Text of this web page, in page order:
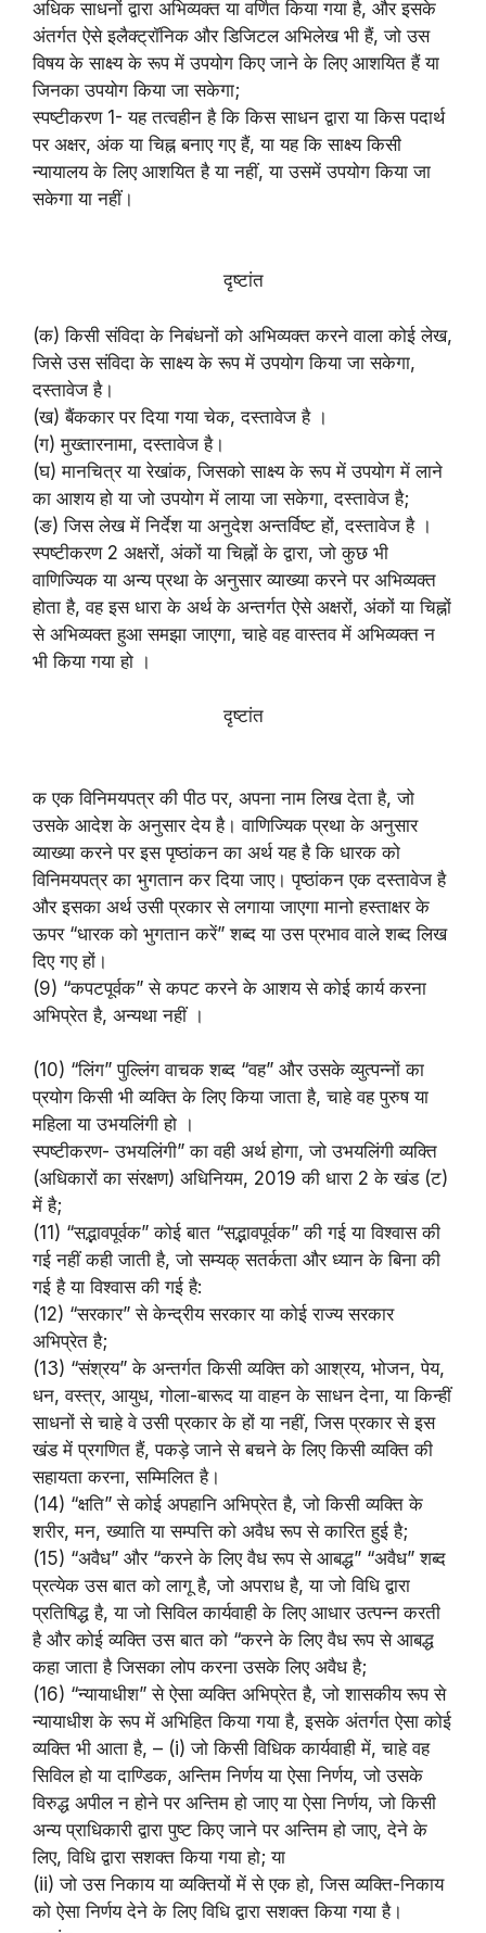
अधिक साधनों द्वारा अभिव्यक्त या वर्णित किया गया है, और इसके
अंतर्गत ऐसे इलैक्ट्रॉनिक और डिजिटल अभिलेख भी हैं, जो उस
विषय के साक्ष्य के रूप में उपयोग किए जाने के लिए आशयित हैं या
जिनका उपयोग किया जा सकेगा;
स्पष्टीकरण 1- यह तत्वहीन है कि किस साधन द्वारा या किस पदार्थ
पर अक्षर, अंक या चिह्न बनाए गए हैं, या यह कि साक्ष्य किसी
न्यायालय के लिए आशयित है या नहीं, या उसमें उपयोग किया जा
सकेगा या नहीं।
दृष्टांत
(क) किसी संविदा के निबंधनों को अभिव्यक्त करने वाला कोई लेख,
जिसे उस संविदा के साक्ष्य के रूप में उपयोग किया जा सकेगा,
दस्तावेज है।
(ख) बैंककार पर दिया गया चेक, दस्तावेज है ।
(ग) मुख्तारनामा, दस्तावेज है।
(घ) मानचित्र या रेखांक, जिसको साक्ष्य के रूप में उपयोग में लाने
का आशय हो या जो उपयोग में लाया जा सकेगा, दस्तावेज है;
(ङ) जिस लेख में निर्देश या अनुदेश अन्तर्विष्ट हों, दस्तावेज है ।
स्पष्टीकरण 2 अक्षरों, अंकों या चिह्नों के द्वारा, जो कुछ भी
वाणिज्यिक या अन्य प्रथा के अनुसार व्याख्या करने पर अभिव्यक्त
होता है, वह इस धारा के अर्थ के अन्तर्गत ऐसे अक्षरों, अंकों या चिह्नों
से अभिव्यक्त हुआ समझा जाएगा, चाहे वह वास्तव में अभिव्यक्त न
भी किया गया हो ।
दृष्टांत
क एक विनिमयपत्र की पीठ पर, अपना नाम लिख देता है, जो
उसके आदेश के अनुसार देय है। वाणिज्यिक प्रथा के अनुसार
व्याख्या करने पर इस पृष्ठांकन का अर्थ यह है कि धारक को
विनिमयपत्र का भुगतान कर दिया जाए। पृष्ठांकन एक दस्तावेज है
और इसका अर्थ उसी प्रकार से लगाया जाएगा मानो हस्ताक्षर के
ऊपर “धारक को भुगतान करें” शब्द या उस प्रभाव वाले शब्द लिख
दिए गए हों।
(9) “कपटपूर्वक” से कपट करने के आशय से कोई कार्य करना
अभिप्रेत है, अन्यथा नहीं ।
(10) “लिंग” पुल्लिंग वाचक शब्द “वह” और उसके व्युत्पन्नों का
प्रयोग किसी भी व्यक्ति के लिए किया जाता है, चाहे वह पुरुष या
महिला या उभयलिंगी हो ।
स्पष्टीकरण- उभयलिंगी” का वही अर्थ होगा, जो उभयलिंगी व्यक्ति
(अधिकारों का संरक्षण) अधिनियम, 2019 की धारा 2 के खंड (ट)
में है;
(11) “स‌द्भावपूर्वक” कोई बात “स‌द्भावपूर्वक” की गई या विश्वास की
गई नहीं कही जाती है, जो सम्यक् सतर्कता और ध्यान के बिना की
गई है या विश्वास की गई है:
(12) “सरकार” से केन्द्रीय सरकार या कोई राज्य सरकार
अभिप्रेत है;
(13) “संश्रय” के अन्तर्गत किसी व्यक्ति को आश्रय, भोजन, पेय,
धन, वस्त्र, आयुध, गोला-बारूद या वाहन के साधन देना, या किन्हीं
साधनों से चाहे वे उसी प्रकार के हों या नहीं, जिस प्रकार से इस
खंड में प्रगणित हैं, पकड़े जाने से बचने के लिए किसी व्यक्ति की
सहायता करना, सम्मिलित है।
(14) “क्षति” से कोई अपहानि अभिप्रेत है, जो किसी व्यक्ति के
शरीर, मन, ख्याति या सम्पत्ति को अवैध रूप से कारित हुई है;
(15) “अवैध” और “करने के लिए वैध रूप से आबद्ध” “अवैध” शब्द
प्रत्येक उस बात को लागू है, जो अपराध है, या जो विधि द्वारा
प्रतिषिद्ध है, या जो सिविल कार्यवाही के लिए आधार उत्पन्न करती
है और कोई व्यक्ति उस बात को “करने के लिए वैध रूप से आबद्ध
कहा जाता है जिसका लोप करना उसके लिए अवैध है;
(16) “न्यायाधीश” से ऐसा व्यक्ति अभिप्रेत है, जो शासकीय रूप से
न्यायाधीश के रूप में अभिहित किया गया है, इसके अंतर्गत ऐसा कोई
व्यक्ति भी आता है, – (i) जो किसी विधिक कार्यवाही में, चाहे वह
सिविल हो या दाण्डिक, अन्तिम निर्णय या ऐसा निर्णय, जो उसके
विरुद्ध अपील न होने पर अन्तिम हो जाए या ऐसा निर्णय, जो किसी
अन्य प्राधिकारी द्वारा पुष्ट किए जाने पर अन्तिम हो जाए, देने के
लिए, विधि द्वारा सशक्त किया गया हो; या
(ii) जो उस निकाय या व्यक्तियों में से एक हो, जिस व्यक्ति-निकाय
को ऐसा निर्णय देने के लिए विधि द्वारा सशक्त किया गया है।